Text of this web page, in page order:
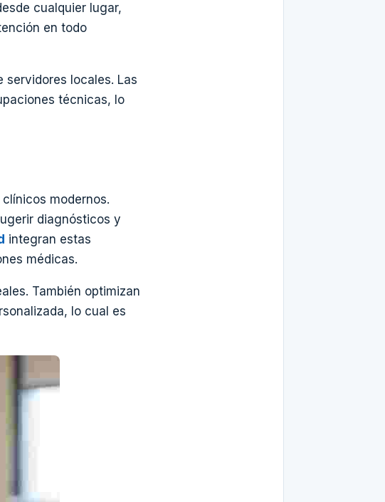
cualquier lugar,
en todo
servidores locales. Las
técnicas, lo
modernos.
diagnósticos y
integran estas
médicas.
También optimizan
lo cual es